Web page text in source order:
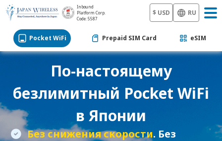
Inbound
Platform Corp.
Code: 5587
$ USD RU
Pocket WiFi Prepaid SIM Card eSIM
По-настоящему
безлимитный Pocket WiFi
в Японии
Без снижения скорости. Без